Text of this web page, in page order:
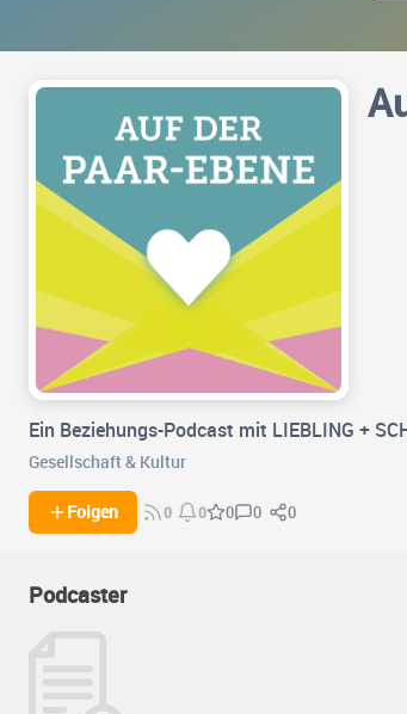
Ein Beziehungs-Podcast mit LIEBLING +
Gesellschaft & Kultur
Folgen 0 0 0 0 0
Podcaster